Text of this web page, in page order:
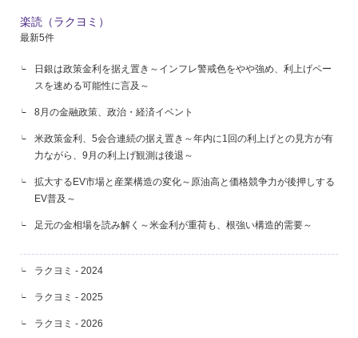
楽読（ラクヨミ）
最新5件
日銀は政策金利を据え置き～インフレ警戒色をやや強め、利上げペー
スを速める可能性に言及～
8月の金融政策、政治・経済イベント
米政策金利、5会合連続の据え置き～年内に1回の利上げとの見方が有
力ながら、9月の利上げ観測は後退～
拡大するEV市場と産業構造の変化～原油高と価格競争力が後押しする
EV普及～
足元の金相場を読み解く～米金利が重荷も、根強い構造的需要～
ラクヨミ - 2024
ラクヨミ - 2025
ラクヨミ - 2026